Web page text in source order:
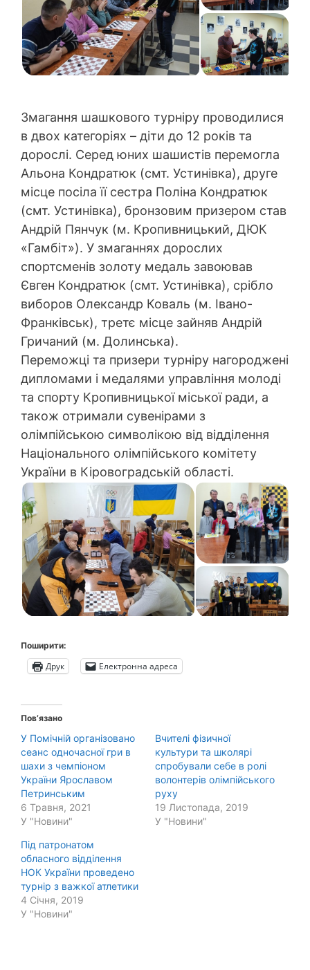
Змагання шашкового турніру проводилися
в двох категоріях – діти до 12 років та
дорослі. Серед юних шашистів перемогла
Альона Кондратюк (смт. Устинівка), друге
місце посіла її сестра Поліна Кондратюк
(смт. Устинівка), бронзовим призером став
Андрій Пянчук (м. Кропивницький, ДЮК
«Гамбіт»). У змаганнях дорослих
спортсменів золоту медаль завоював
Євген Кондратюк (смт. Устинівка), срібло
виборов Олександр Коваль (м. Івано-
Франківськ), третє місце зайняв Андрій
Гричаний (м. Долинська).
Переможці та призери турніру нагороджені
дипломами і медалями управління молоді
та спорту Кропивницької міської ради, а
також отримали сувенірами з
олімпійською символікою від відділення
Національного олімпійського комітету
України в Кіровоградській області.
Поширити:
Друк Електронна адреса
Пов’язано
У Помічній організовано
сеанс одночасної гри в
шахи з чемпіоном
України Ярославом
Петринським
6 Травня, 2021
У "Новини"
Вчителі фізичної
культури та школярі
спробували себе в ролі
волонтерів олімпійського
руху
19 Листопада, 2019
У "Новини"
Під патронатом
обласного відділення
НОК України проведено
турнір з важкої атлетики
4 Січня, 2019
У "Новини"